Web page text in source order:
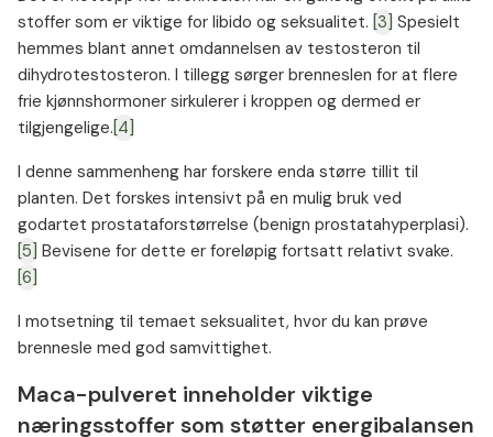
stoffer som er viktige for libido og seksualitet. [3] Spesielt
hemmes blant annet omdannelsen av testosteron til
dihydrotestosteron. I tillegg sørger brenneslen for at flere
frie kjønnshormoner sirkulerer i kroppen og dermed er
tilgjengelige. [4]
I denne sammenheng har forskere enda større tillit til
planten. Det forskes intensivt på en mulig bruk ved
godartet prostataforstørrelse (benign prostatahyperplasi).
[5] Bevisene for dette er foreløpig fortsatt relativt svake.
[6]
I motsetning til temaet seksualitet, hvor du kan prøve
brennesle med god samvittighet.
Maca-pulveret inneholder viktige
næringsstoffer som støtter energibalansen